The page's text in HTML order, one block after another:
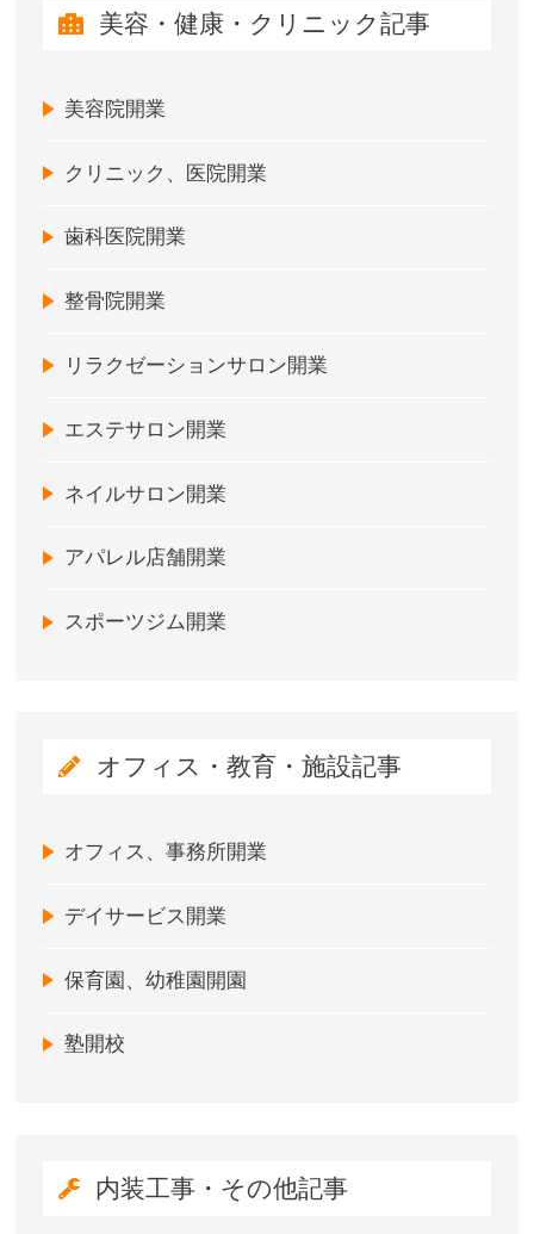
美容・健康・クリニック記事
美容院開業
クリニック、医院開業
歯科医院開業
整骨院開業
リラクゼーションサロン開業
エステサロン開業
ネイルサロン開業
アパレル店舗開業
スポーツジム開業
オフィス・教育・施設記事
オフィス、事務所開業
デイサービス開業
保育園、幼稚園開園
塾開校
内装工事・その他記事